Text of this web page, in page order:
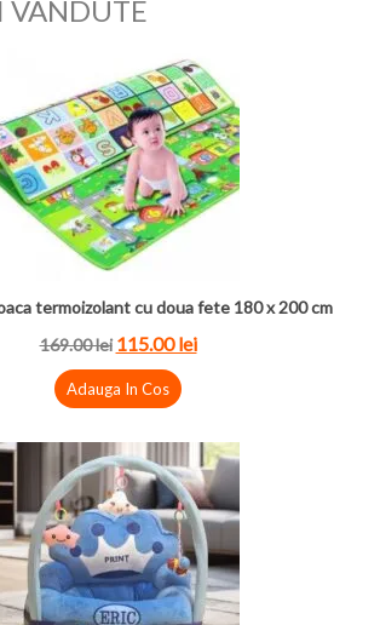
VANDUTE
termoizolant cu doua fete 180 x 200 cm
169.00 lei 115.00 lei
Adauga In Cos